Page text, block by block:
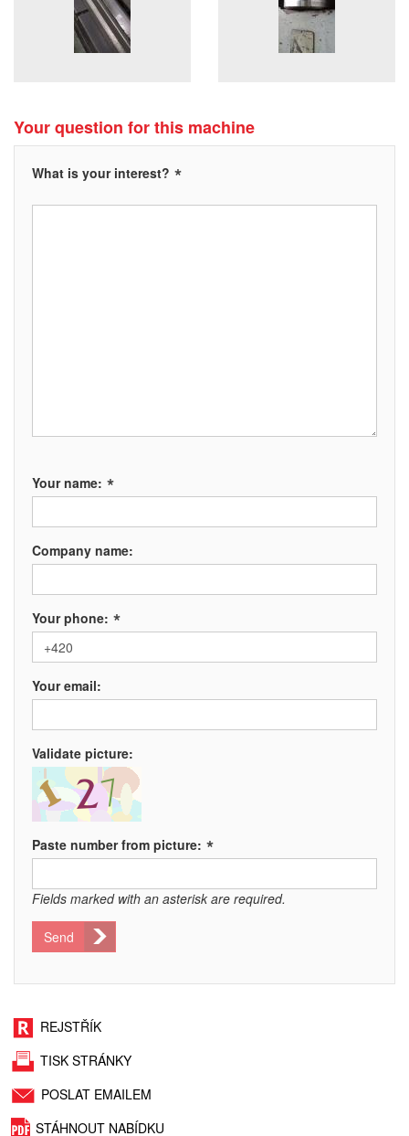
Your question for this machine
What is your interest? *
Your name: *
Company name:
Your phone: *
Your email:
Validate picture:
Paste number from picture: *
Fields marked with an asterisk are required.
Send
REJSTŘÍK
TISK STRÁNKY
POSLAT EMAILEM
STÁHNOUT NABÍDKU